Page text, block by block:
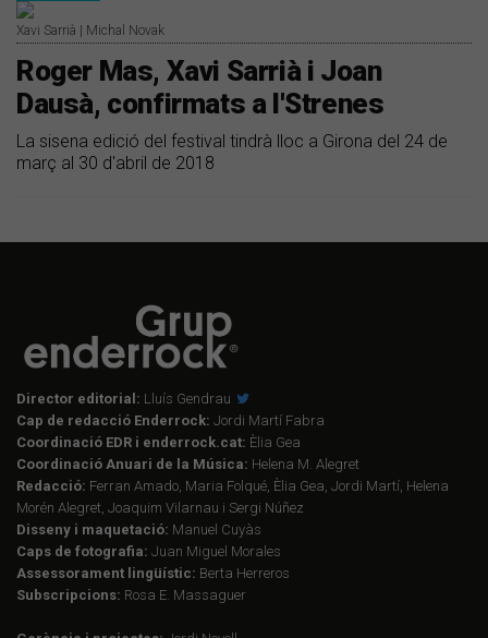
Xavi Sarrià | Michal Novak
Roger Mas, Xavi Sarrià i Joan
Dausà, confirmats a l'Strenes
La sisena edició del festival tindrà lloc a Girona del 24 de
març al 30 d'abril de 2018
Director editorial: Lluís Gendrau
Cap de redacció Enderrock: Jordi Martí Fabra
Coordinació EDR i enderrock.cat: Èlia Gea
Coordinació Anuari de la Música: Helena M. Alegret
Redacció: Ferran Amado, Maria Folqué, Èlia Gea, Jordi Martí, Helena
Morén Alegret, Joaquim Vilarnau i Sergi Núñez
Disseny i maquetació: Manuel Cuyàs
Caps de fotografia: Juan Miguel Morales
Assessorament lingüístic: Berta Herreros
Subscripcions: Rosa E. Massaguer